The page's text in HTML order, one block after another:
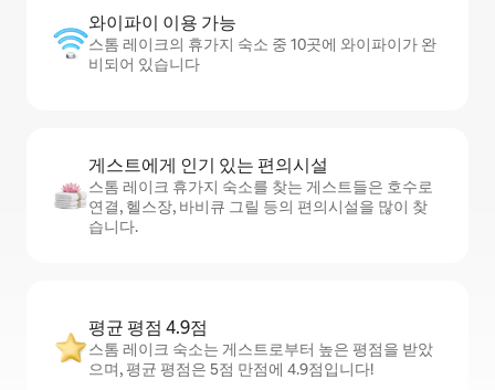
와이파이 이용 가능
스톰 레이크의 휴가지 숙소 중 10곳에 와이파이가 완
비되어 있습니다
게스트에게 인기 있는 편의시설
스톰 레이크 휴가지 숙소를 찾는 게스트들은 호수로
연결, 헬스장, 바비큐 그릴 등의 편의시설을 많이 찾
습니다.
평균 평점 4.9점
스톰 레이크 숙소는 게스트로부터 높은 평점을 받았
으며, 평균 평점은 5점 만점에 4.9점입니다!